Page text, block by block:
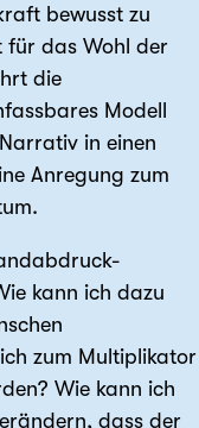
bewusst zu
für das Wohl der
die
Modell
in einen
Anregung zum
kann ich dazu
zum Multiplikator
Wie kann ich
dass der